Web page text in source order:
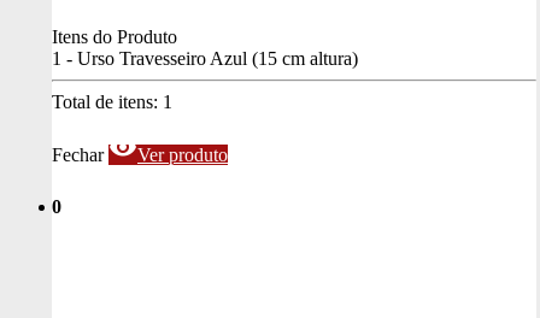
Itens do Produto
1 - Urso Travesseiro Azul (15 cm altura)
Total de itens: 1
Fechar visibilityVer produto
0